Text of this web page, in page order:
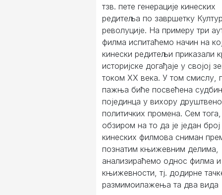
тзв. пете генерације кинеских
редитеља по завршетку
револуције. На примеру три
филма испитаћемо начин на
кинески редитељи приказали
историјске догађаје у својој
током XX века. У том смислу,
пажња биће посвећена
појединца у вихору
политичких промена. Сем
обзиром на то да је један број
кинеских филмова сниман
познатим књижевним делима,
анализираћемо однос филма и
књижевности, тј. додирне
размимоилажења та два вида